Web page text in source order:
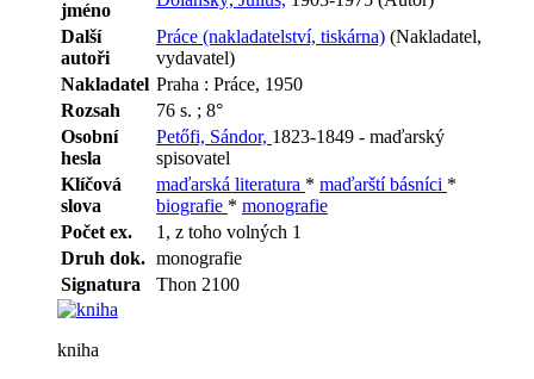
jméno
Další
autoři
Práce (nakladatelství, tiskárna) (Nakladatel,
vydavatel)
Nakladatel Praha : Práce, 1950
Rozsah
76 s. ; 8°
Osobní
hesla
Petőfi, Sándor, 1823-1849 - maďarský
spisovatel
Klíčová
slova
maďarská literatura * maďarští básníci *
biografie * monografie
Počet ex.
1, z toho volných 1
Druh dok. monografie
Signatura
Thon 2100
kniha